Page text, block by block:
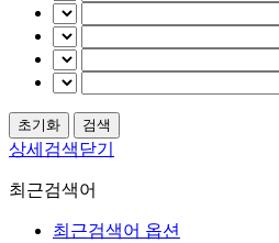
상세검색닫기
최근검색어
최근검색어 옵션